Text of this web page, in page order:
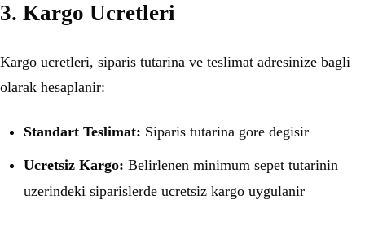
3. Kargo Ucretleri
Kargo ucretleri, siparis tutarina ve teslimat adresinize bagli
olarak hesaplanir:
Standart Teslimat: Siparis tutarina gore degisir
Ucretsiz Kargo: Belirlenen minimum sepet tutarinin
uzerindeki siparislerde ucretsiz kargo uygulanir